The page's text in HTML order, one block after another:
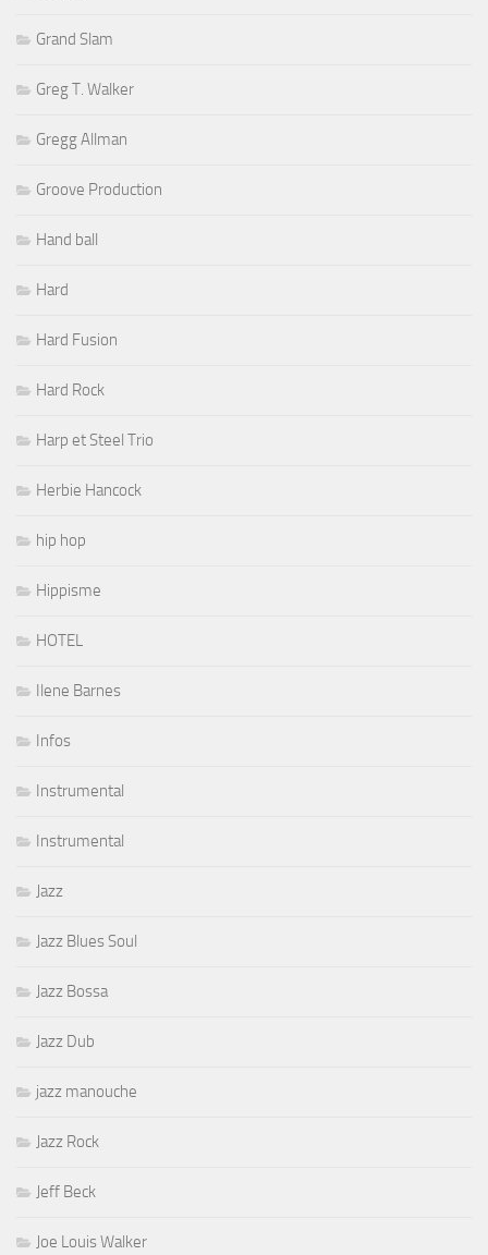
Grand Slam
Greg T. Walker
Gregg Allman
Groove Production
Hand ball
Hard
Hard Fusion
Hard Rock
Harp et Steel Trio
Herbie Hancock
hip hop
Hippisme
HOTEL
Ilene Barnes
Infos
Instrumental
Instrumental
Jazz
Jazz Blues Soul
Jazz Bossa
Jazz Dub
jazz manouche
Jazz Rock
Jeff Beck
Joe Louis Walker